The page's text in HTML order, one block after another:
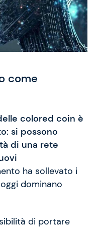
come
colored coin è
si possono
di una rete
ha sollevato i
dominano
di portare